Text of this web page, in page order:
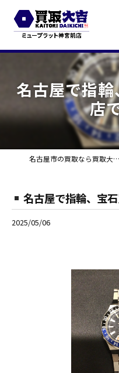
名古屋で指
店
名古屋市の買取なら買取大吉 ミュープラット神宮前
名古屋で指輪、宝
2025/05/06